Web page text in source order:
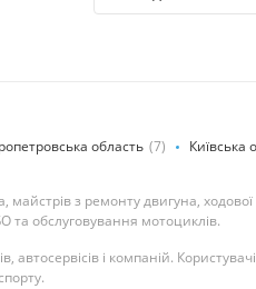
область (7) Київська
з ремонту двигуна,
та обслуговування мотоциклів.
автосервісів і компаній.